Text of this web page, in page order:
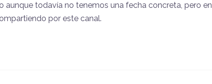
aunque todavía no tenemos una fecha concreta, pero en
por este canal.